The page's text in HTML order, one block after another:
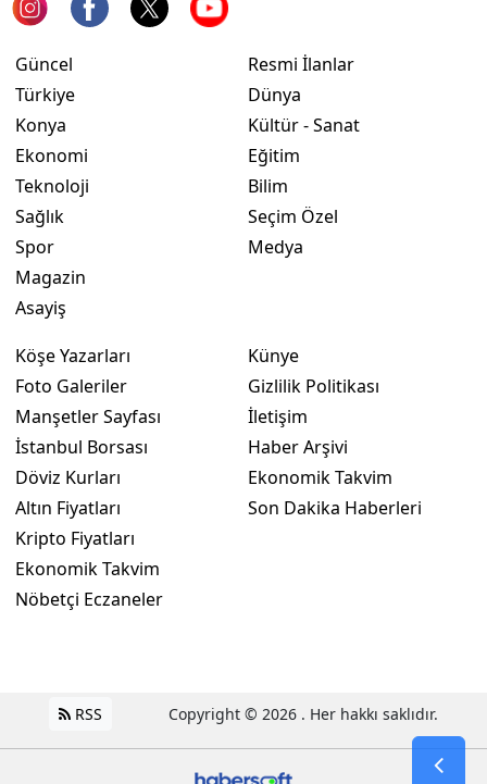
Güncel
Türkiye
Konya
Ekonomi
Teknoloji
Sağlık
Spor
Magazin
Asayiş
Resmi İlanlar
Dünya
Kültür - Sanat
Eğitim
Bilim
Seçim Özel
Medya
Köşe Yazarları
Foto Galeriler
Manşetler Sayfası
İstanbul Borsası
Döviz Kurları
Altın Fiyatları
Kripto Fiyatları
Ekonomik Takvim
Nöbetçi Eczaneler
Künye
Gizlilik Politikası
İletişim
Haber Arşivi
Ekonomik Takvim
Son Dakika Haberleri
RSS Copyright © 2026 . Her hakkı saklıdır.